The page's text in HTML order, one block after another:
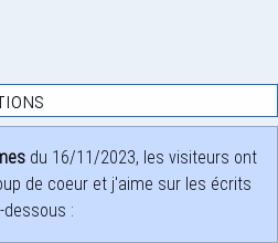
du 16/11/2023, les visiteurs ont
de coeur et j'aime sur les écrits
dessous :